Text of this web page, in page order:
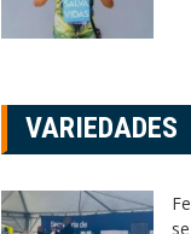
VARIEDADES